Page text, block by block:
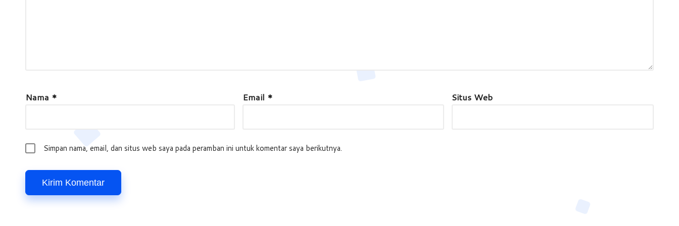
Nama * Email * Situs Web
Simpan nama, email, dan situs web saya pada peramban ini untuk komentar saya berikutnya.